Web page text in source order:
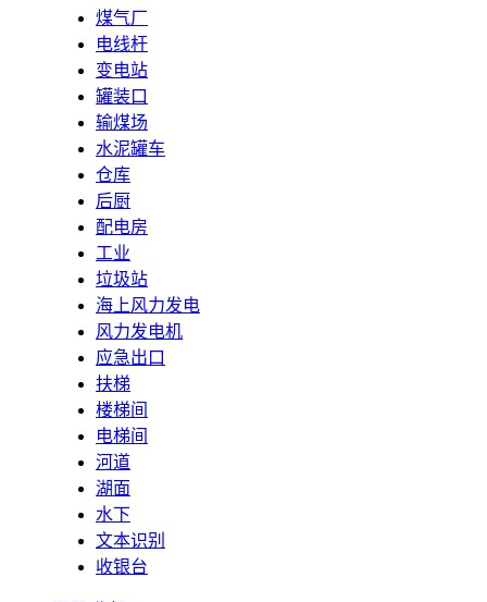
煤气厂
电线杆
变电站
罐装口
输煤场
水泥罐车
仓库
后厨
配电房
工业
垃圾站
海上风力发电
风力发电机
应急出口
扶梯
楼梯间
电梯间
河道
湖面
水下
文本识别
收银台